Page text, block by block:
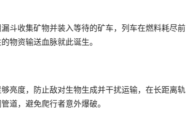
斗收集矿物并装入等待的矿车，列车在燃料耗尽前
物资输送血脉就此诞生。
亮度，防止敌对生物生成并干扰运输，在长距离轨
道，避免爬行者意外爆破。